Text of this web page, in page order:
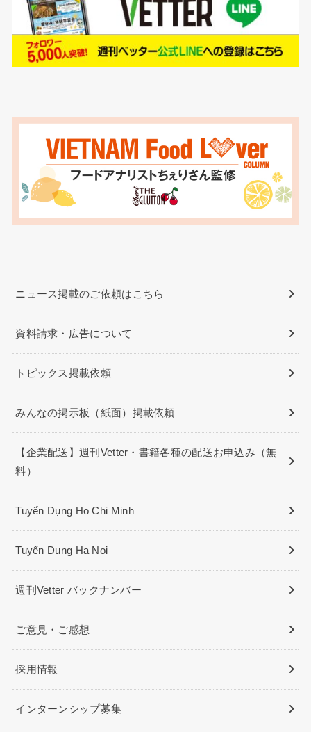
ニュース掲載のご依頼はこちら
資料請求・広告について
トピックス掲載依頼
みんなの掲示板（紙面）掲載依頼
【企業配送】週刊Vetter・書籍各種の配送お申込み（無
料）
Tuyển Dụng Ho Chi Minh
Tuyển Dụng Ha Noi
週刊Vetter バックナンバー
ご意見・ご感想
採用情報
インターンシップ募集